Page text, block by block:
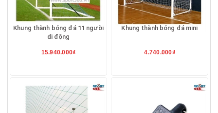
Khung thành bóng đá 11 người
di động
15.940.000₫
Khung thành bóng đá mini
4.740.000₫